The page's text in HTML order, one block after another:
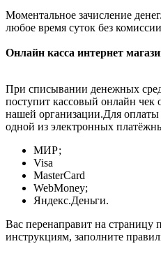
Моментальное зачисление
любое время суток без
Онлайн касса интернет
При списывании денежных
поступит кассовый онлайн
нашей организации.Для оплаты
одной из электронных
МИР;
Visa
MasterCard
WebMoney;
Яндекс.Деньги.
Вас перенаправит на страницу
инструкциям, заполните